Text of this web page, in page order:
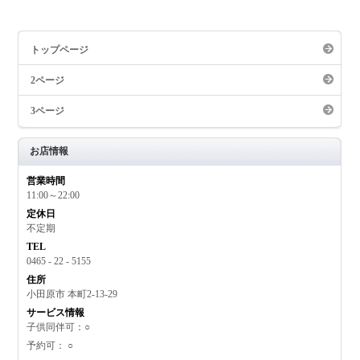
トップページ
2ページ
3ページ
お店情報
営業時間
11:00～22:00
定休日
不定期
TEL
0465 - 22 - 5155
住所
小田原市 本町2-13-29
サービス情報
子供同伴可：○
予約可： ○